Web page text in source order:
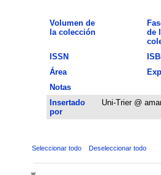
Volumen de
la colección
de
ISSN
Área
Notas
Insertado
por
Uni-Trier @
Seleccionar todo Deseleccionar todo